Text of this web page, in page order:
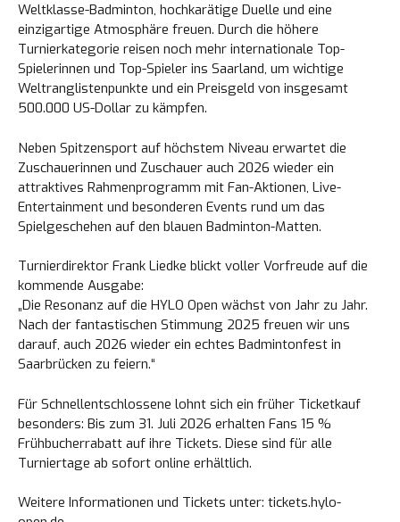
Weltklasse-Badminton, hochkarätige Duelle und eine
einzigartige Atmosphäre freuen. Durch die höhere
Turnierkategorie reisen noch mehr internationale Top-
Spielerinnen und Top-Spieler ins Saarland, um wichtige
Weltranglistenpunkte und ein Preisgeld von insgesamt
500.000 US-Dollar zu kämpfen.
Neben Spitzensport auf höchstem Niveau erwartet die
Zuschauerinnen und Zuschauer auch 2026 wieder ein
attraktives Rahmenprogramm mit Fan-Aktionen, Live-
Entertainment und besonderen Events rund um das
Spielgeschehen auf den blauen Badminton-Matten.
Turnierdirektor Frank Liedke blickt voller Vorfreude auf die
kommende Ausgabe:
„Die Resonanz auf die HYLO Open wächst von Jahr zu Jahr.
Nach der fantastischen Stimmung 2025 freuen wir uns
darauf, auch 2026 wieder ein echtes Badmintonfest in
Saarbrücken zu feiern.“
Für Schnellentschlossene lohnt sich ein früher Ticketkauf
besonders: Bis zum 31. Juli 2026 erhalten Fans 15 %
Frühbucherrabatt auf ihre Tickets. Diese sind für alle
Turniertage ab sofort online erhältlich.
Weitere Informationen und Tickets unter: tickets.hylo-